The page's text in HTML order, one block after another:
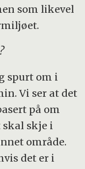
som likevel
spurt om i
Vi ser at det
på om
skje i
område.
det er i